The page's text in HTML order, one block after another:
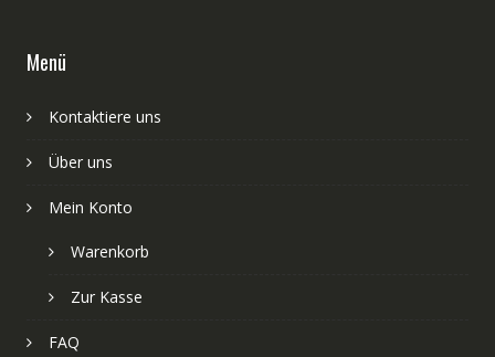
Menü
Kontaktiere uns
Über uns
Mein Konto
Warenkorb
Zur Kasse
FAQ